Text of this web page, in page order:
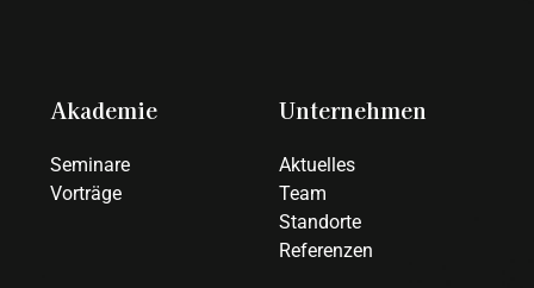
Akademie
Seminare
Vorträge
Unternehmen
Aktuelles
Team
Standorte
Referenzen